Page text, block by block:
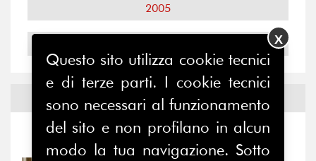
2005
Notizie ed Eventi
Notizie -Eventi
Questo sito utilizza cookie tecnici
e di terze parti. I cookie tecnici
sono necessari al funzionamento
del sito e non profilano in alcun
modo la tua navigazione. Sotto
X